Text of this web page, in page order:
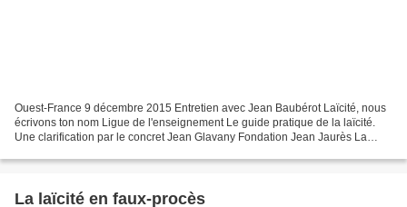
Ouest-France 9 décembre 2015 Entretien avec Jean Baubérot Laïcité, nous
écrivons ton nom Ligue de l'enseignement Le guide pratique de la laïcité.
Une clarification par le concret Jean Glavany Fondation Jean Jaurès La
La laïcité en faux-procès